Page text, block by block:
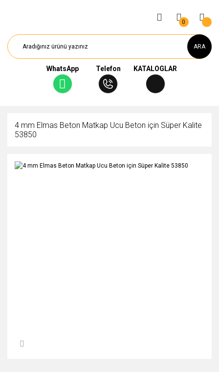
ARA
WhatsApp Telefon KATALOGLAR
0
4 mm Elmas Beton Matkap Ucu Beton için Süper Kalite
53850